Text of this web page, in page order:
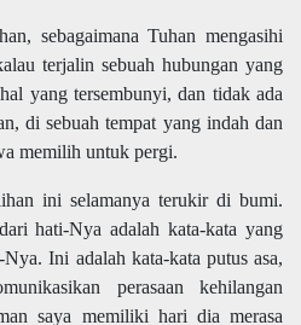
sebagaimana Tuhan mengasihi
terjalin sebuah hubungan yang
yang tersembunyi, dan tidak ada
di sebuah tempat yang indah dan
memilih untuk pergi.
ini selamanya terukir di bumi.
hati-Nya adalah kata-kata yang
Ini adalah kata-kata putus asa,
perasaan kehilangan
saya memiliki hari dia merasa